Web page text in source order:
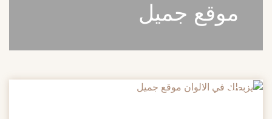
موقع جميل
20